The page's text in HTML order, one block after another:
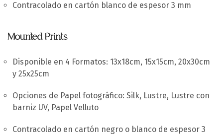
Contracolado en cartón blanco de espesor 3 mm
Mounted Prints
Disponible en 4 Formatos: 13x18cm, 15x15cm, 20x30cm
y 25x25cm
Opciones de Papel fotográfico: Silk, Lustre, Lustre con
barniz UV, Papel Velluto
Contracolado en cartón negro o blanco de espesor 3